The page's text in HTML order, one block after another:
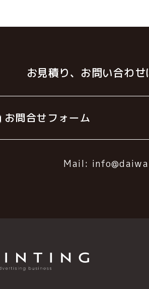
お⾒積り、お問い合わせ
お問合せフォーム
Mail: